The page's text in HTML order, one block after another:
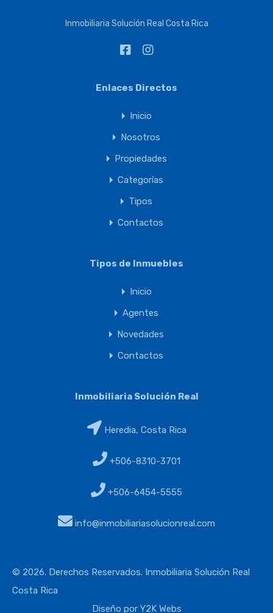
Inmobiliaria Solución Real Costa Rica
Enlaces Directos
Inicio
Nosotros
Propiedades
Categorías
Tipos
Contactos
Tipos de Inmuebles
Inicio
Agentes
Novedades
Contactos
Inmobiliaria Solución Real
Heredia, Costa Rica
+506-8310-3701
+506-6454-5555
info@inmobiliariasolucionreal.com
© 2026. Derechos Reservados. Inmobiliaria Solución Real
Costa Rica
Diseño por Y2K Webs